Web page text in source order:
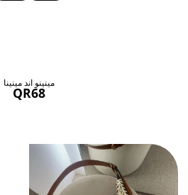
مينينو اند مينينا
QR68